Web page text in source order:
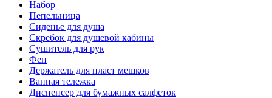
Набор
Пепельница
Сиденье для душа
Скребок для душевой кабины
Сушитель для рук
Фен
Держатель для пласт мешков
Ванная тележка
Диспенсер для бумажных салфеток